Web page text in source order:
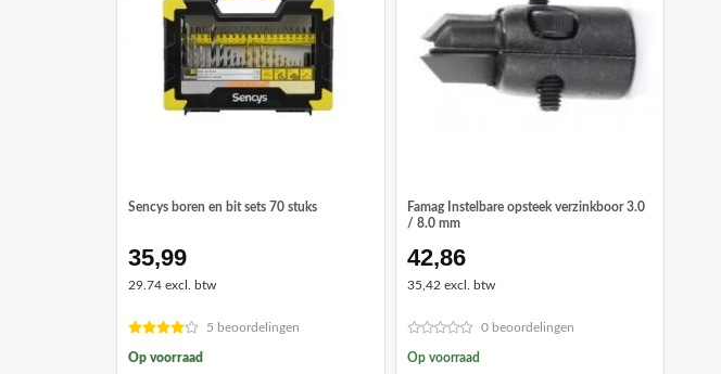
Sencys boren en bit sets 70 stuks
35,99
29.74 excl. btw
5 beoordelingen
Op voorraad
Famag Instelbare opsteek verzinkboor 3.0
/ 8.0 mm
42,86
35,42 excl. btw
0 beoordelingen
Op voorraad